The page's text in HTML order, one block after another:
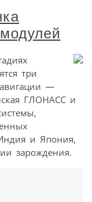
три
—
ГЛОНАСС и
и Япония,
зарождения.